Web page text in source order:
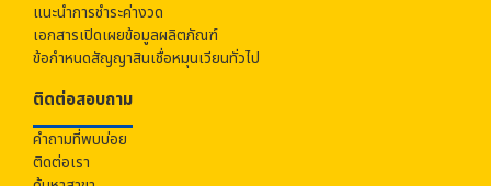
แนะนำการชำระค่างวด
เอกสารเปิดเผยข้อมูลผลิตภัณฑ์
ข้อกำหนดสัญญาสินเชื่อหมุนเวียนทั่วไป
ติดต่อสอบถาม
คำถามที่พบบ่อย
ติดต่อเรา